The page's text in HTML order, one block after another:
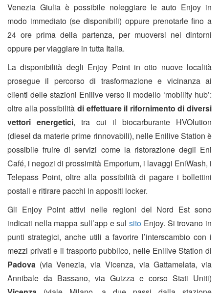
Venezia Giulia è possibile noleggiare le auto Enjoy in
modo immediato (se disponibili) oppure prenotarle fino a
24 ore prima della partenza, per muoversi nei dintorni
oppure per viaggiare in tutta Italia.
La disponibilità degli Enjoy Point in otto nuove località
prosegue il percorso di trasformazione e vicinanza ai
clienti delle stazioni Enilive verso il modello ‘mobility hub’:
oltre alla possibilità di effettuare il rifornimento di diversi
vettori energetici, tra cui il biocarburante HVOlution
(diesel da materie prime rinnovabili), nelle Enilive Station è
possibile fruire di servizi come la ristorazione degli Eni
Café, i negozi di prossimità Emporium, i lavaggi EniWash, i
Telepass Point, oltre alla possibilità di pagare i bollettini
postali e ritirare pacchi in appositi locker.
Gli Enjoy Point attivi nelle regioni del Nord Est sono
indicati nella mappa sull’app e sul sito Enjoy. Si trovano in
punti strategici, anche utili a favorire l’interscambio con i
mezzi privati e il trasporto pubblico, nelle Enilive Station di
Padova (via Venezia, via Vicenza, via Gattamelata, via
Annibale da Bassano, via Guizza e corso Stati Uniti)